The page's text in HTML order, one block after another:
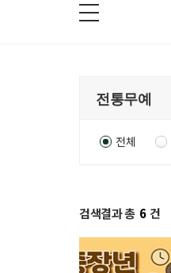
전체
검색결과 총 6 건